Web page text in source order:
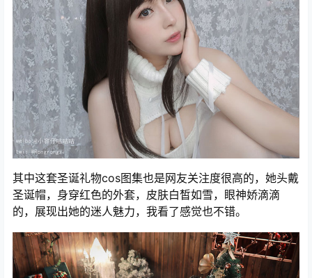
其中这套圣诞礼物cos图集也是网友关注度很高的，她头戴
圣诞帽，身穿红色的外套，皮肤白皙如雪，眼神娇滴滴
的，展现出她的迷人魅力，我看了感觉也不错。